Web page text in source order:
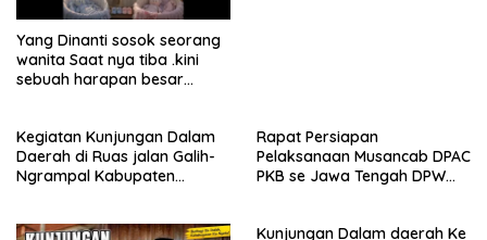
Yang Dinanti sosok seorang
wanita Saat nya tiba .kini
sebuah harapan besar
menciptakan lagu Untuk si
buah hati yang berjudul
Musa & Princes.
Kegiatan Kunjungan Dalam
Daerah di Ruas jalan Galih-
Ngrampal Kabupaten
Rapat Persiapan
Pelaksanaan Musancab DPAC
PKB se Jawa Tengah DPW
Kunjungan Dalam daerah Ke